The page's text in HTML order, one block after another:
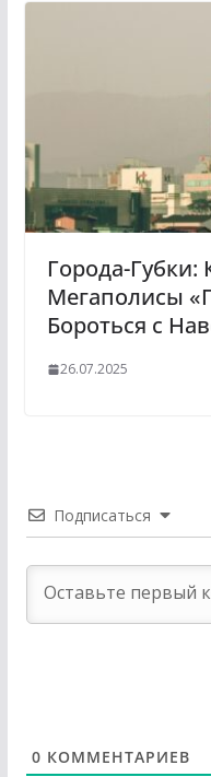
Города-Губки:
Мегаполисы
Бороться с
26.07.2025
Подписаться
0 КОММЕНТАРИЕВ